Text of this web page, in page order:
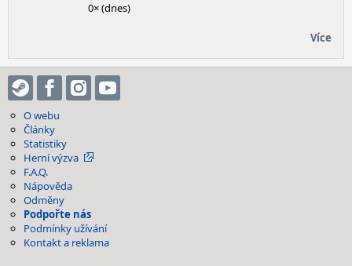
0× (dnes)
Více
O webu
Články
Statistiky
Herní výzva
F.A.Q.
Nápověda
Odměny
Podpořte nás
Podmínky užívání
Kontakt a reklama